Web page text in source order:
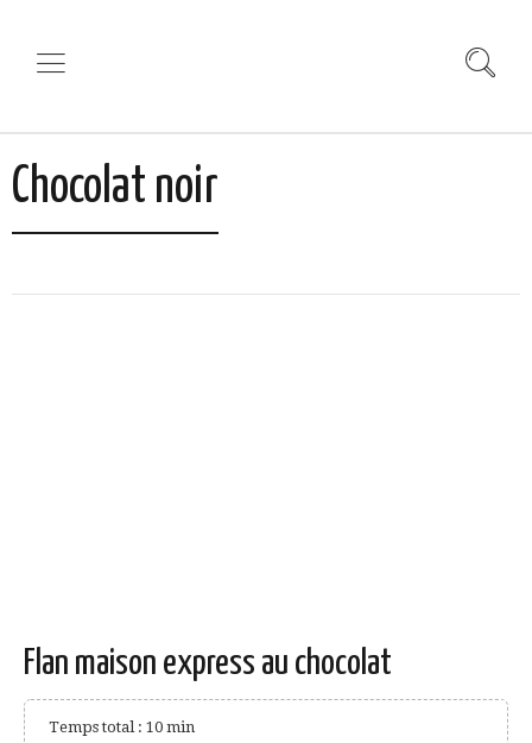
Chocolat noir
Flan maison express au chocolat
Temps total : 10 min